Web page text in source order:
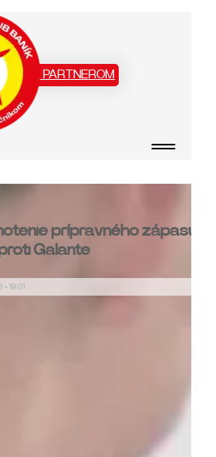
našim PARTNEROM
prípravného zápasu
Galante
19:01